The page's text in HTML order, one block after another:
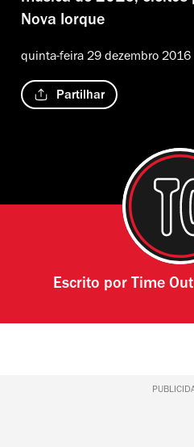
Nova Iorque
quinta-feira 29 dezembro 2016
Partilhar
Escrito por Time